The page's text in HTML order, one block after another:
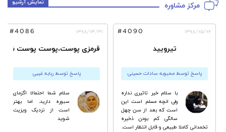
مرکز مشاوره نمایش آرشیو
تیرویید
پاسخ توسط محبوبه سادات حسینی
۱۳۹۸/۰۵/۰۶ #4090
با سلام خیر تاثیری نداره
ولی انچه مسلم است این
است که بعد از سن چهل
سالگی کم بودن ذخیره
تخمدانی کاملا طبیعی و قابل انتظار است.
قرمزی پوست،پوست پوست
پاسخ توسط ربابه غیبی
۱۳۹۸/۰۴/۳۱ #4086
سلام شما احتمالا اگزماى
سبوره دارید. اما بهتر
است از نزدیک ویزیت
شوید